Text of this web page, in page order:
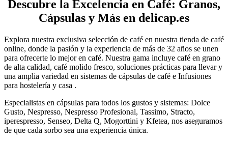
Descubre la Excelencia en Café: Granos,
Cápsulas y Más en delicap.es
Explora nuestra exclusiva selección de café en nuestra tienda de café
online, donde la pasión y la experiencia de más de 32 años se unen
para ofrecerte lo mejor en café. Nuestra gama incluye café en grano
de alta calidad, café molido fresco, soluciones prácticas para llevar y
una amplia variedad en sistemas de cápsulas de café e Infusiones
para hostelería y casa .
Especialistas en cápsulas para todos los gustos y sistemas: Dolce
Gusto, Nespresso, Nespresso Profesional, Tassimo, Stracto,
iperespresso, Senseo, Delta Q, Mogorttini y Kfetea, nos aseguramos
de que cada sorbo sea una experiencia única.